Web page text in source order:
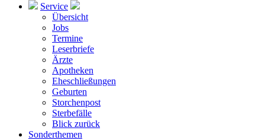
Service
Übersicht
Jobs
Termine
Leserbriefe
Ärzte
Apotheken
Eheschließungen
Geburten
Storchenpost
Sterbefälle
Blick zurück
Sonderthemen